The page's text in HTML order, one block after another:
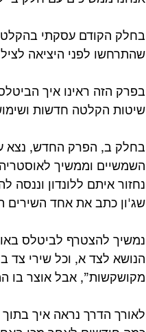
בחלק הקודם עסקתי
שהתרחשו לפני היציאה
בפרק הזה ראינו איך
שיטות הקלטה חדשות
השמשיים וממשיך
נחזור איתם ללונדון
שג'ון כתב את אחד השירים
הנושא לצד א, וכל שירי צד
מקושקשות”, אבל אוצר בו
לאורך הדרך נראה איך